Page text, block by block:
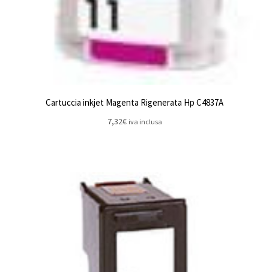
Cartuccia inkjet Magenta Rigenerata Hp C4837A
7,32€ iva inclusa